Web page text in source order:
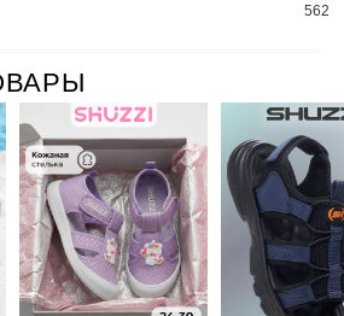
562